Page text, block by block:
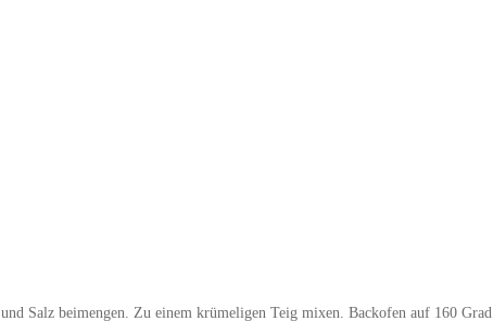
Salz beimengen. Zu einem krümeligen Teig mixen. Backofen auf 160 Grad